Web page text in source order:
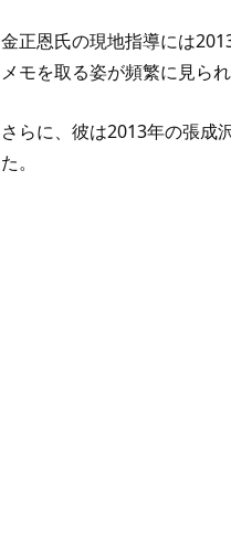
金正恩氏の現地指導には
メモを取る姿が頻繁に見られ
さらに、彼は2013年の張成
た。